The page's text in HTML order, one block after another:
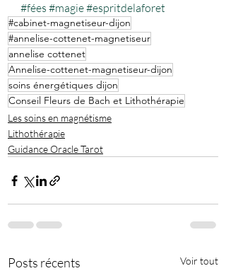
#fées #magie#espritdelaforet
#cabinet-magnetiseur-dijon
#annelise-cottenet-magnetiseur
annelise cottenet
Annelise-cottenet-magnetiseur-dijon
soins énergétiques dijon
Conseil Fleurs de Bach et Lithothérapie
Les soins en magnétisme
Lithothérapie
Guidance Oracle Tarot
Posts récents Voir tout